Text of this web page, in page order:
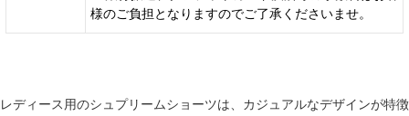
様のご負担となりますのでご了承くださいませ。
レディース用のシュプリームショーツは、カジュアルなデザインが特徴